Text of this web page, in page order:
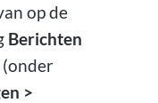
op de
Berichten
(onder
>